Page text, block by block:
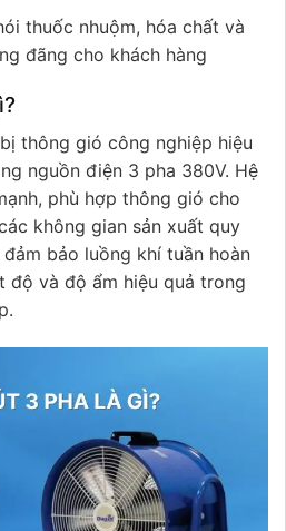
thuốc nhuộm, hóa chất và
đãng cho khách hàng
thông gió công nghiệp hiệu
nguồn điện 3 pha 380V. Hệ
phù hợp thông gió cho
không gian sản xuất quy
bảo luồng khí tuần hoàn
độ và độ ẩm hiệu quả trong